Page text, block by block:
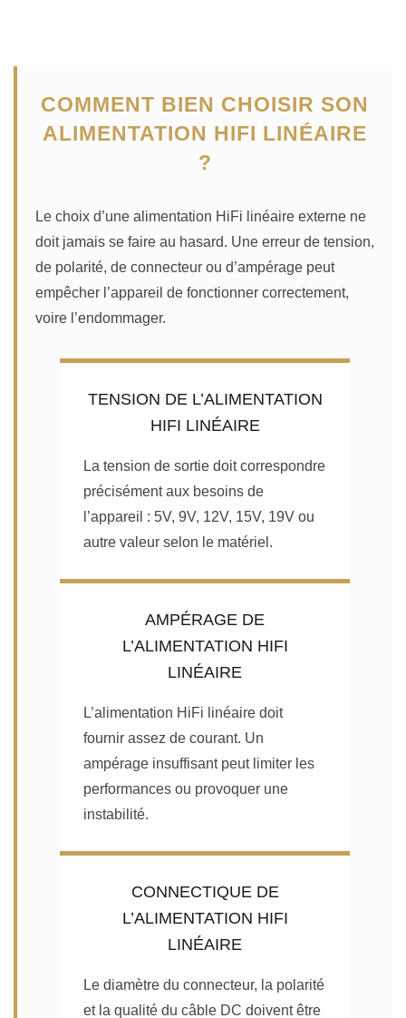
COMMENT BIEN CHOISIR SON
ALIMENTATION HIFI LINÉAIRE
?
Le choix d’une alimentation HiFi linéaire externe ne
doit jamais se faire au hasard. Une erreur de tension,
de polarité, de connecteur ou d’ampérage peut
empêcher l’appareil de fonctionner correctement,
voire l’endommager.
TENSION DE L’ALIMENTATION
HIFI LINÉAIRE
La tension de sortie doit correspondre
précisément aux besoins de
l’appareil : 5V, 9V, 12V, 15V, 19V ou
autre valeur selon le matériel.
AMPÉRAGE DE
L’ALIMENTATION HIFI
LINÉAIRE
L’alimentation HiFi linéaire doit
fournir assez de courant. Un
ampérage insuffisant peut limiter les
performances ou provoquer une
instabilité.
CONNECTIQUE DE
L’ALIMENTATION HIFI
LINÉAIRE
Le diamètre du connecteur, la polarité
et la qualité du câble DC doivent être